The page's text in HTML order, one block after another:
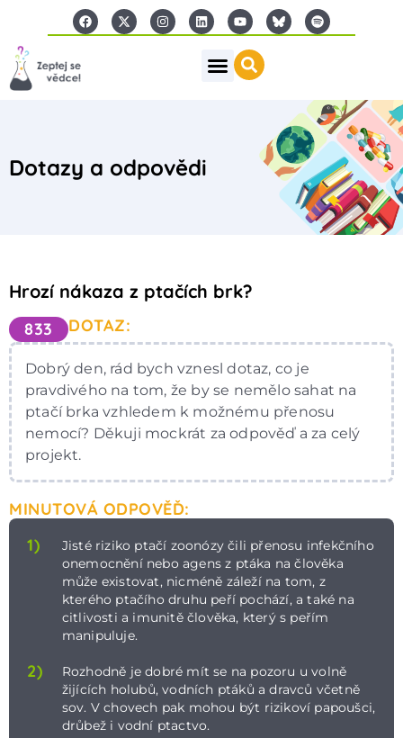
Dotazy a odpovědi
Hrozí nákaza z ptačích brk?
833 DOTAZ:
Dobrý den, rád bych vznesl dotaz, co je
pravdivého na tom, že by se nemělo sahat na
ptačí brka vzhledem k možnému přenosu
nemocí? Děkuji mockrát za odpověď a za celý
projekt.
MINUTOVÁ ODPOVĚĎ:
1)
Jisté riziko ptačí zoonózy čili přenosu infekčního
onemocnění nebo agens z ptáka na člověka
může existovat, nicméně záleží na tom, z
kterého ptačího druhu peří pochází, a také na
citlivosti a imunitě člověka, který s peřím
manipuluje.
2)
Rozhodně je dobré mít se na pozoru u volně
žijících holubů, vodních ptáků a dravců včetně
sov. V chovech pak mohou být rizikoví papoušci,
drůbež i vodní ptactvo.